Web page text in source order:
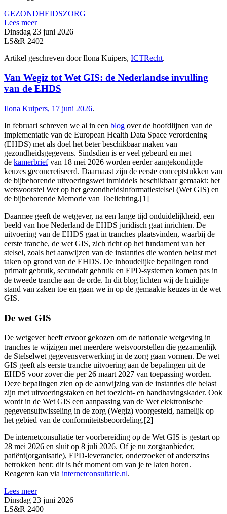
GEZONDHEIDSZORG
Lees meer
Dinsdag 23 juni 2026
LS&R 2402
Artikel geschreven door Ilona Kuipers, ICTRecht.
Van Wegiz tot Wet GIS: de Nederlandse invulling
van de EHDS
Ilona Kuipers, 17 juni 2026.
In februari schreven we al in een blog over de hoofdlijnen van de
implementatie van de European Health Data Space verordening
(EHDS) met als doel het beter beschikbaar maken van
gezondheidsgegevens. Sindsdien is er veel gebeurd en met
de kamerbriefvan 18 mei 2026 worden eerder aangekondigde
keuzes geconcretiseerd. Daarnaast zijn de eerste conceptstukken van
de bijbehorende uitvoeringswet inmiddels beschikbaar gemaakt: het
wetsvoorstel Wet op het gezondheidsinformatiestelsel (Wet GIS) en
de bijbehorende Memorie van Toelichting.[1]
Daarmee geeft de wetgever, na een lange tijd onduidelijkheid, een
beeld van hoe Nederland de EHDS juridisch gaat inrichten. De
uitvoering van de EHDS gaat in tranches plaatsvinden, waarbij de
eerste tranche, de wet GIS, zich richt op het fundament van het
stelsel, zoals het aanwijzen van de instanties die worden belast met
taken op grond van de EHDS. De inhoudelijke bepalingen rond
primair gebruik, secundair gebruik en EPD-systemen komen pas in
de tweede tranche aan de orde. In dit blog lichten wij de huidige
stand van zaken toe en gaan we in op de gemaakte keuzes in de wet
GIS.
De wet GIS
De wetgever heeft ervoor gekozen om de nationale wetgeving in
tranches te wijzigen met meerdere wetsvoorstellen die gezamenlijk
de Stelselwet gegevensverwerking in de zorg gaan vormen. De wet
GIS geeft als eerste tranche uitvoering aan de bepalingen uit de
EHDS voor zover die per 26 maart 2027 van toepassing worden.
Deze bepalingen zien op de aanwijzing van de instanties die belast
zijn met uitvoeringstaken en het toezicht- en handhavingskader. Ook
wordt in de Wet GIS een aanpassing van de Wet elektronische
gegevensuitwisseling in de zorg (Wegiz) voorgesteld, namelijk op
het gebied van de conformiteitsbeoordeling.[2]
De internetconsultatie ter voorbereiding op de Wet GIS is gestart op
28 mei 2026 en sluit op 8 juli 2026. Of je nu zorgaanbieder,
patiënt(organisatie), EPD-leverancier, onderzoeker of anderszins
betrokken bent: dit is hét moment om van je te laten horen.
Reageren kan via internetconsultatie.nl.
Lees meer
Dinsdag 23 juni 2026
LS&R 2400